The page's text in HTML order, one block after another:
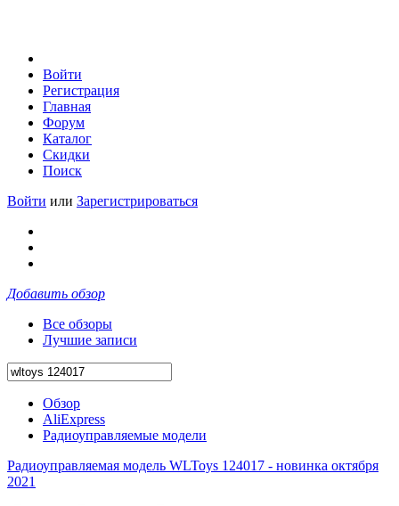
Войти
Регистрация
Главная
Форум
Каталог
Скидки
Поиск
Войти или Зарегистрироваться
Добавить обзор
Все обзоры
Лучшие записи
Обзор
AliExpress
Радиоуправляемые модели
Радиоуправляемая модель WLToys 124017 - новинка октября
2021